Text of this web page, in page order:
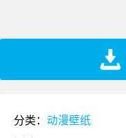
分类： 动漫壁纸